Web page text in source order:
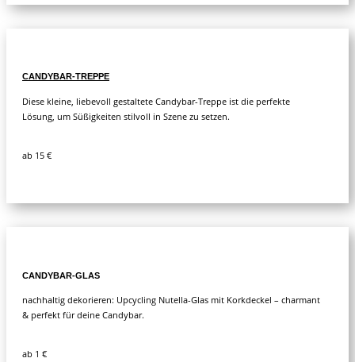
CANDYBAR-TREPPE
Diese kleine, liebevoll gestaltete Candybar-Treppe ist die perfekte
Lösung, um Süßigkeiten stilvoll in Szene zu setzen.
ab 15 €
CANDYBAR-GLAS
nachhaltig dekorieren: Upcycling Nutella-Glas mit Korkdeckel – charmant
& perfekt für deine Candybar.
ab 1 €